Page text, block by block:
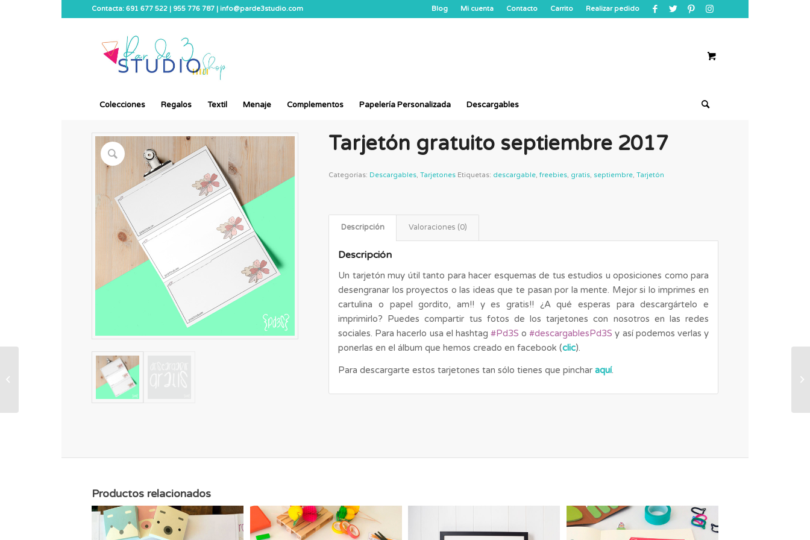
Blog Mi cuenta Contacto Carrito Realizar pedido
Contacta: 691 677 522 | 955 776 787 | info@parde3studio.com
Colecciones Regalos Textil Menaje Complementos Papelería Personalizada Descargables
Tarjetón gratuito septiembre 2017
Categorías: Descargables,Tarjetones Etiquetas: descargable,freebies, gratis, septiembre,Tarjetón
Descripción Valoraciones (0)
Descripción
Un tarjetón muy útil tanto para hacer esquemas de tus estudios u oposiciones como para
desengranar los proyectos o las ideas que te pasan por la mente. Mejor si lo imprimes en
cartulina o papel gordito, am!! y es gratis!! ¿A qué esperas para descargártelo e
imprimirlo? Puedes compartir tus fotos de los tarjetones con nosotros en las redes
sociales. Para hacerlo usa el hashtag#Pd3S o#descargablesPd3S y así podemos verlas y
ponerlas en el álbum que hemos creado en facebook (clic).
Para descargarte estos tarjetones tan sólo tienes que pincharaquí.
Productos relacionados